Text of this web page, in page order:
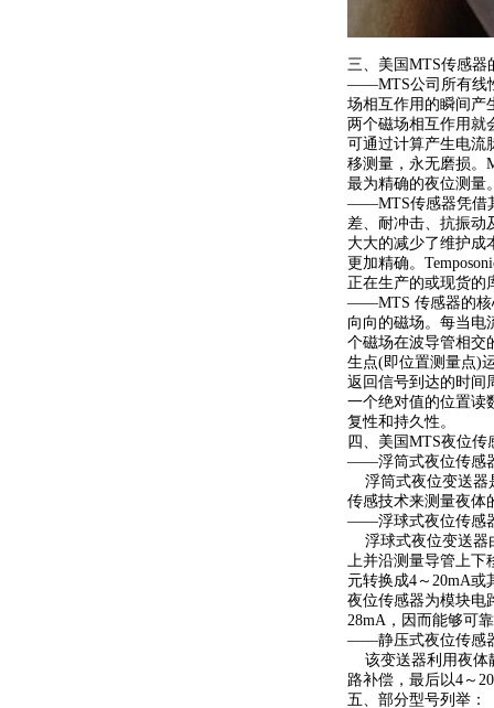
三、美国MTS传感器
——MTS公司所有线
场相互作用的瞬间产
两个磁场相互作用就
可通过计算产生电流
移测量，永无磨损。
最为精确的夜位测量
——MTS传感器凭借
差、耐冲击、抗振动
大大的减少了维护成
更加精确。
正在生产的或现货的
——MTS 传感器的核
向向的磁场。每当电
个磁场在波导管相交
生点(即位置测量点)
返回信号到达的时间
一个绝对值的位置读
复性和持久性。
四、美国MTS夜位传
——浮筒式夜位传感
浮筒式夜位变送器
传感技术来测量夜体
——浮球式夜位传感
浮球式夜位变送器
上并沿测量导管上下
元转换成4～20mA或
夜位传感器为模块电
28mA，因而能够可
——静压式夜位传感
该变送器利用夜体
路补偿，最后以4～
五、部分型号列举：